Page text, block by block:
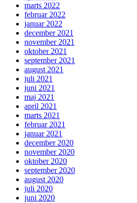
marts 2022
februar 2022
januar 2022
december 2021
november 2021
oktober 2021
september 2021
august 2021
juli 2021
juni 2021
maj 2021
april 2021
marts 2021
februar 2021
januar 2021
december 2020
november 2020
oktober 2020
september 2020
august 2020
juli 2020
juni 2020